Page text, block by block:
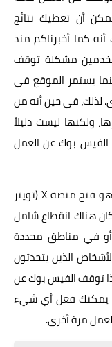
أن تعطيك نتائج
كما أخبرناكم منذ
مشكلة توقف
يستمر الموقع في
لذلك، في حين أنه من
ولكنها ليست دليلاً
بوك عن العمل
لذلك، التصرف الأفضل في مثل هذه الحالة هو فتح منصة X (تويتر
كان هناك انقطاع شامل
في مناطق محددة
الذين يتحدثون
توقف الفيس بوك عن
يمكنك فعل أي شيء
مرة أخرى.